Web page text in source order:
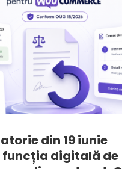
din 19 iunie
funcția digitală de